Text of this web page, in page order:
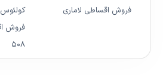
فروش اقساطی لاماری
کولئوس
۵۰۸